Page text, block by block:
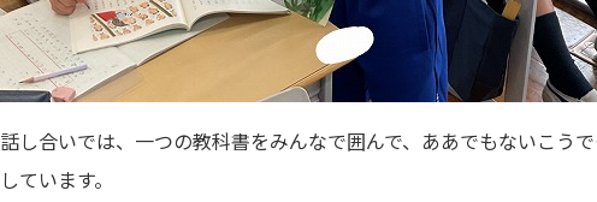
話し合いでは、一つの教科書をみんなで囲んで、ああでもないこう
しています。